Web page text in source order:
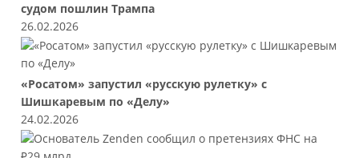
судом пошлин Трампа
26.02.2026
«Росатом» запустил «русскую рулетку» с
Шишкаревым по «Делу»
24.02.2026